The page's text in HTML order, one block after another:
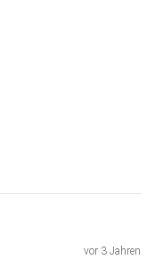
vor 3 Jahren